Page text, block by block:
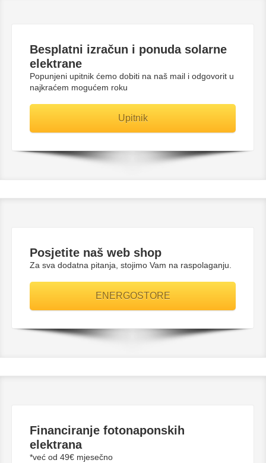
Besplatni izračun i ponuda solarne
elektrane
Popunjeni upitnik ćemo dobiti na naš mail i odgovorit u
najkraćem mogućem roku
Upitnik
Posjetite naš web shop
Za sva dodatna pitanja, stojimo Vam na raspolaganju.
ENERGOSTORE
Financiranje fotonaponskih
elektrana
*već od 49€ mjesečno